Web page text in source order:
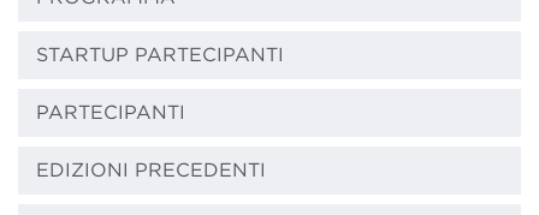
STARTUP PARTECIPANTI
PARTECIPANTI
EDIZIONI PRECEDENTI